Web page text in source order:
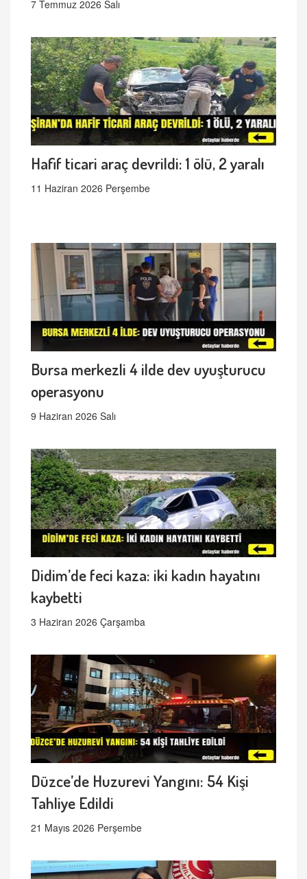
7 Temmuz 2026 Salı
Hafif ticari araç devrildi: 1 ölü, 2 yaralı
11 Haziran 2026 Perşembe
Bursa merkezli 4 ilde dev uyuşturucu
operasyonu
9 Haziran 2026 Salı
Didim’de feci kaza: iki kadın hayatını
kaybetti
3 Haziran 2026 Çarşamba
Düzce’de Huzurevi Yangını: 54 Kişi
Tahliye Edildi
21 Mayıs 2026 Perşembe